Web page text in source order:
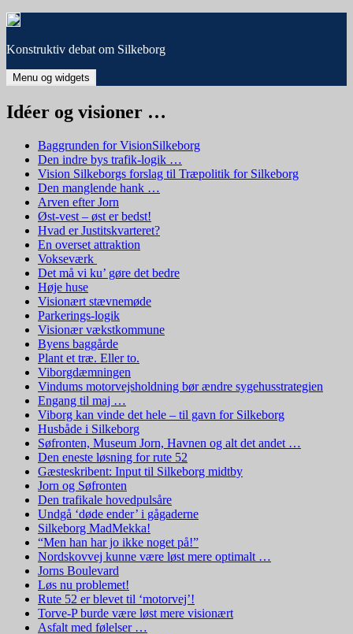
Hop
indhold
Konstruktiv debat om Silkeborg
Menu og widgets
Idéer og visioner …
Baggrunden for VisionSilkeborg
Den indre bys trafik-logik …
Vision Silkeborgs forslag til Træpolitik for Silkeborg
Den manglende hank …
Arven efter Jorn
Øst-vest – øst er bedst!
Hvad er Justitskvarteret?
En overset attraktion
Vokseværk
Det må vi ku’ gøre det bedre
Høje huse
Visionært stævnemøde
Parkerings-logik
Visionær vækstkommune
Byens baggårde
Plant et træ. Eller to.
Viborgdæmningen
Vindums motorvejsholdning bør ændre sygehusstrategien
Engang til maj …
Viborg kan vinde det hele – til gavn for Silkeborg
Husbåde i Silkeborg
Søfronten, Museum Jorn, Havnen og alt det andet …
Den eneste løsning for rute 52
Gæsteskribent: Input til Silkeborg midtby
Jorn og Søfronten
Den trafikale hovedpulsåre
Undgå ‘døde ender’ i gågaderne
Silkeborg MadMekka!
“Men han har jo ikke noget på!”
Nordskovvej kunne være løst mere optimalt …
Jorns Boulevard
Løs nu problemet!
Rute 52 er blevet til ‘motorvej’!
Torve-P burde være løst mere visionært
Asfalt med følelser …